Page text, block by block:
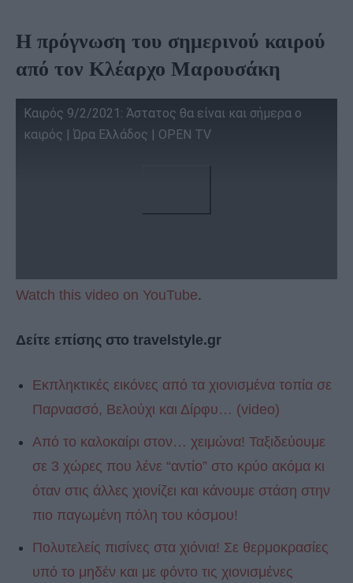
Η πρόγνωση του σημερινού καιρού
από τον Κλέαρχο Μαρουσάκη
Καιρός 9/2/2021: Άστατος θα είναι και σήμερα ο
καιρός | Ώρα Ελλάδος | OPEN TV
Watch this video on YouTube.
Δείτε επίσης στο travelstyle.gr
Εκπληκτικές εικόνες από τα χιονισμένα τοπία σε
Παρνασσό, Βελούχι και Δίρφυ… (video)
Από το καλοκαίρι στον… χειμώνα! Ταξιδεύουμε
σε 3 χώρες που λένε “αντίο” στο κρύο ακόμα κι
όταν στις άλλες χιονίζει και κάνουμε στάση στην
πιο παγωμένη πόλη του κόσμου!
Πολυτελείς πισίνες στα χιόνια! Σε θερμοκρασίες
υπό το μηδέν και με φόντο τις χιονισμένες